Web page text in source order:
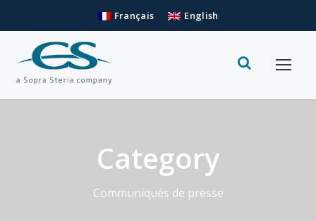
Français English
Category
Communiqués de presse